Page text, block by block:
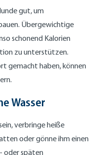
gut, um
Übergewichtige
schonend Kalorien
zu unterstützen.
gemacht haben, können
Wasser
verbringe heiße
oder gönne ihm einen
oder späten